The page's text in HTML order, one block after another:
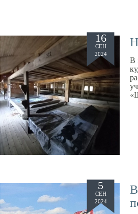
16
СЕН
2024
В
5
СЕН
2024